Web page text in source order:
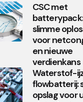
CSC met
batterypack:
slimme
voor
en nieuwe
verdienkans
Waterstof-
flowbatterij:
opslag voor